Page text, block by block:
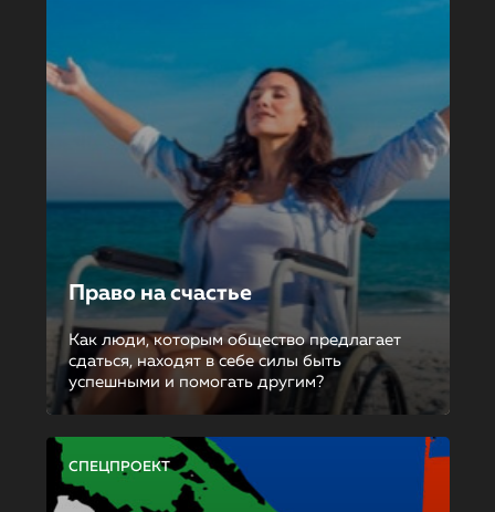
Право на счастье
Как люди, которым общество предлагает
сдаться, находят в себе силы быть
успешными и помогать другим?
СПЕЦПРОЕКТ